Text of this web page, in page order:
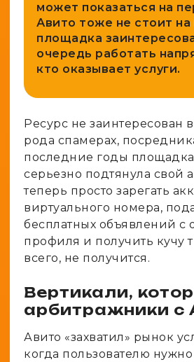
может показаться на
Авито тоже не стоит
площадка
очередь работать
кто оказывает услуги.
Ресурс не заинтересован
рода спамерах,
последние годы площадка
серьезно подтянула свой
теперь просто зарегать
виртуального номера,
бесплатных объявлений с
профиля и получить кучу
всего, не получится.
Вертикали,
арбитражники с
Авито «захватил» рынок
когда пользователю